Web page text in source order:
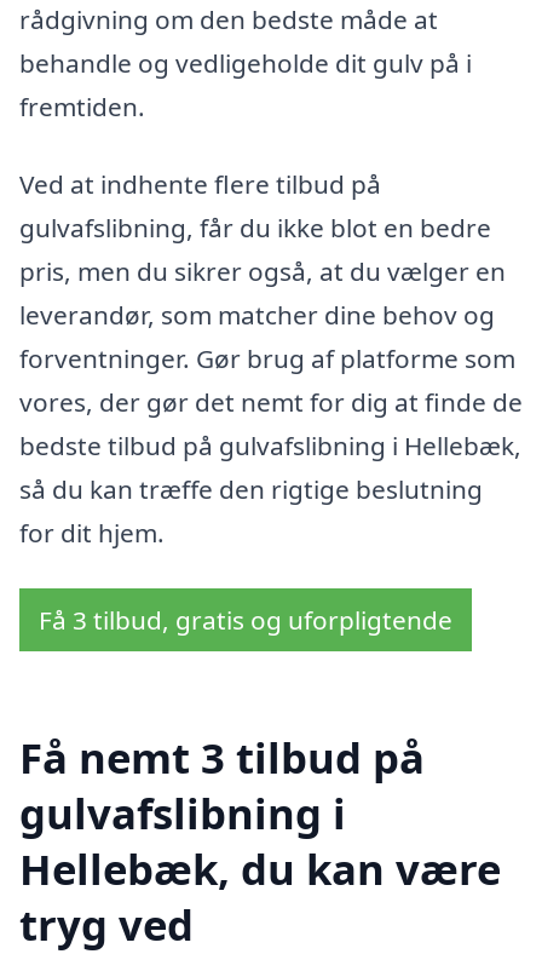
rådgivning om den bedste måde at
behandle og vedligeholde dit gulv på i
fremtiden.
Ved at indhente flere tilbud på
gulvafslibning, får du ikke blot en bedre
pris, men du sikrer også, at du vælger en
leverandør, som matcher dine behov og
forventninger. Gør brug af platforme som
vores, der gør det nemt for dig at finde de
bedste tilbud på gulvafslibning i Hellebæk,
så du kan træffe den rigtige beslutning
for dit hjem.
Få 3 tilbud, gratis og uforpligtende
Få nemt 3 tilbud på
gulvafslibning i
Hellebæk, du kan være
tryg ved